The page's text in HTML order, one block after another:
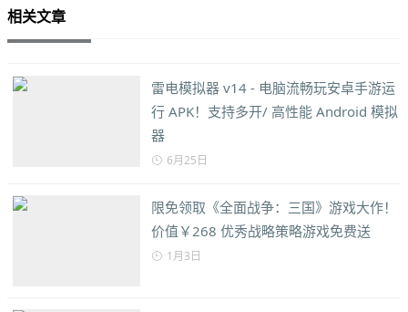
相关文章
雷电模拟器 v14 - 电脑流畅玩安卓手游运
行 APK！支持多开/ 高性能 Android 模拟
器
6月25日
限免领取《全面战争：三国》游戏大作！
价值￥268 优秀战略策略游戏免费送
1月3日